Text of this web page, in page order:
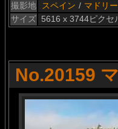
撮影地
スペイン / マドリ
サイズ 5616 x 3744ピクセ
No.20159